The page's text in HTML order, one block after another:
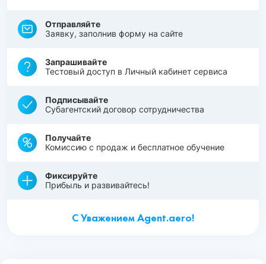
Отправляйте
Заявку, заполнив форму на сайте
Запрашивайте
Тестовый доступ в Личный кабинет сервиса
Подписывайте
Субагентский договор сотрудничества
Получайте
Комиссию с продаж и бесплатное обучение
Фиксируйте
Прибыль и развивайтесь!
С Уважением Agent.aero!